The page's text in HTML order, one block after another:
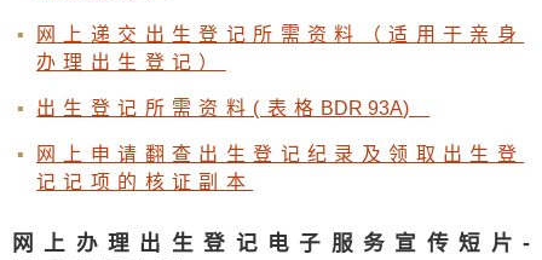
网上递交出生登记所需资料（适用于亲身
办理出生登记）
出生登记所需资料(表格 BDR 93A)
网上申请翻查出生登记纪录及领取出生登
记记项的核证副本
网上办理出生登记电子服务宣传短片 -